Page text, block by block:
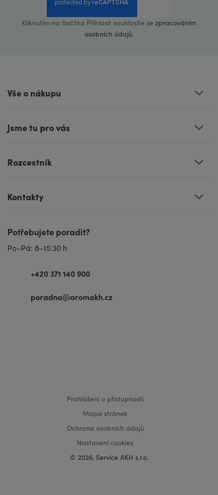
Kliknutím na tlačítko Přihlásit souhlasíte se zpracováním
osobních údajů.
Vše o nákupu
Jsme tu pro vás
Rozcestník
Kontakty
Potřebujete poradit?
Po–Pá: 8–15:30 h
+420 371 140 900
poradna@aromakh.cz
Prohlášení o přístupnosti
Mapa stránek
Ochrana osobních údajů
Nastavení cookies
© 2026, Service AKH s.r.o.